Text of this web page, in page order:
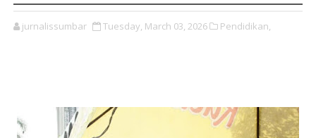
jurnalissumbar Tuesday, March 03, 2026 Pendidikan,